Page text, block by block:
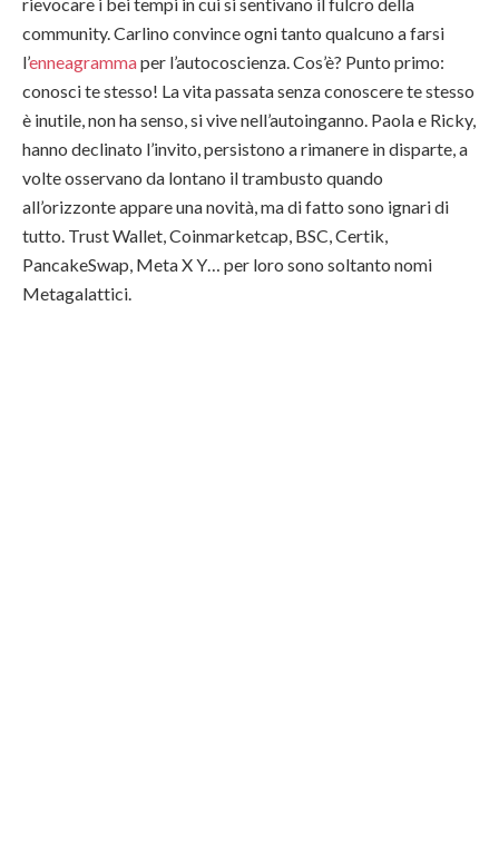
community. Carlino convince ogni tanto qualcuno a farsi
l’enneagrammaper l’autocoscienza. Cos’è? Punto primo:
conosci te stesso! La vita passata senza conoscere te stesso
è inutile, non ha senso, si vive nell’autoinganno. Paola e Ricky,
hanno declinato l’invito, persistono a rimanere in disparte, a
volte osservano da lontano il trambusto quando
all’orizzonte appare una novità, ma di fatto sono ignari di
tutto. Trust Wallet, Coinmarketcap, BSC, Certik,
PancakeSwap, Meta X Y… per loro sono soltanto nomi
Metagalattici.